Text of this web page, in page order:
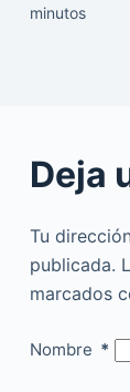
minutos
Deja
Tu
publicada.
marcados
Nombre *